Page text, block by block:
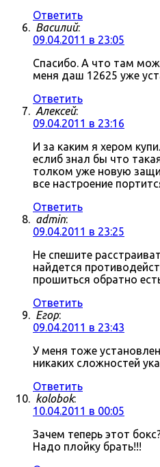
Ответить
Василий:
09.04.2011 в 23:05
Спасибо. А что там
меня даш 12625 уже
Ответить
Алексей:
09.04.2011 в 23:16
И за каким я хером
еслиб знал бы что
толком уже новую
все настроение
Ответить
admin:
09.04.2011 в 23:25
Не спешите
найдется
прошиться обратно
Ответить
Егор:
09.04.2011 в 23:43
У меня тоже
никаких сложностей
Ответить
kolobok:
10.04.2011 в 00:05
Зачем теперь этот
Надо плойку брать!!!